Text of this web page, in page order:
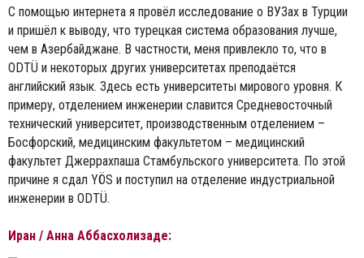
С помощью интернета я провёл исследование о ВУЗах в Турции
и пришёл к выводу, что турецкая система образования лучше,
чем в Азербайджане. В частности, меня привлекло то, что в
ODTÜ и некоторых других университетах преподаётся
английский язык. Здесь есть университеты мирового уровня. К
примеру, отделением инженерии славится Средневосточный
технический университет, производственным отделением –
Босфорский, медицинским факультетом – медицинский
факультет Джеррахпаша Стамбульского университета. По этой
причине я сдал YÖS и поступил на отделение индустриальной
инженерии в ODTÜ.
Иран / Анна Аббасхолизаде: